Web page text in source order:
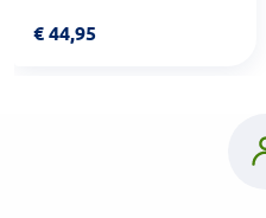
€44,95